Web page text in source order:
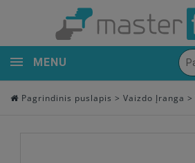
MENU
Pagrindinis puslapis > Vaizdo Įranga >